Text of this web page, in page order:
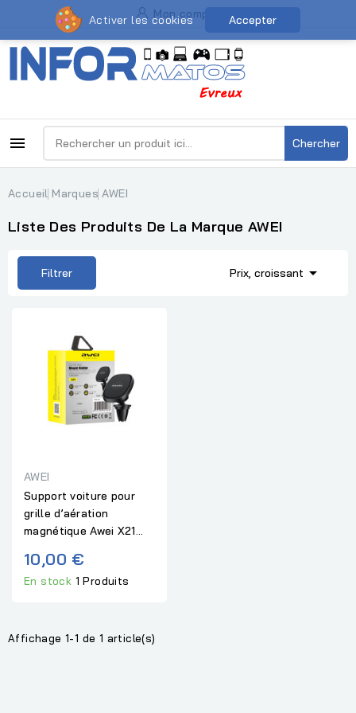
Mon compte
 Chercher
Accueil Marques AWEI
Liste Des Produits De La Marque AWEI
Filtrer Prix, croissant 
AWEI
Support voiture pour
grille d’aération
magnétique Awei X21...
10,00 €
En stock 1 Produits
Affichage 1-1 de 1 article(s)
Activer les cookies Accepter